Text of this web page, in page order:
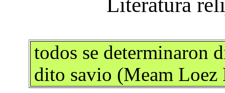
todos se determinaron
dito savio (Meam Loez